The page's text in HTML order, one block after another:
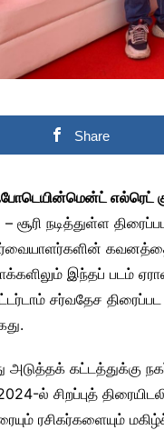
Share
எல்ரெட்
– சூரி நடித்துள்ள
இந்தப் படம்
சர்வதேச திரைப்பட
அடுத்தக் கட்டத்துக்கு
ல் சிறப்புத்
ரசிகர்களையும்